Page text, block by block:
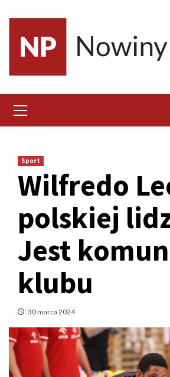
content
Menu
Sport
Wilfredo
polskiej
Jest
klubu
30 marca 2024